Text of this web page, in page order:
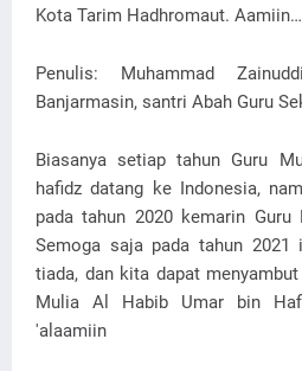
Kota Tarim Hadhromaut.
Penulis: Muhammad
Banjarmasin, santri Abah Guru
Biasanya setiap tahun Guru
hafidz datang ke Indonesia,
pada tahun 2020 kemarin
Semoga saja pada tahun 2021
tiada, dan kita dapat
Mulia Al Habib Umar bin
'alaamiin